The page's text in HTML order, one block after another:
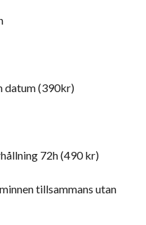
datum (390kr)
72h (490 kr)
tillsammans utan